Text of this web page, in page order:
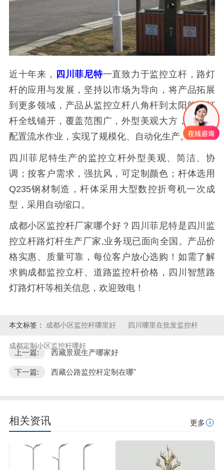
近十年来， 四川菲尼特一直致力于监控立杆，路灯
杆的应用与发展，坚持以市场为导向，将产品拓展
到更多领域，产品从监控立杆八角杆到太阳能路灯
杆全线铺开，覆盖范围广，外型美观大方，按工艺
配置流水作业，实现了规模化、自动化生产。
四川菲尼特生产的监控立杆外型美观、简洁、协
调；按客户需求，强抗风，可定制颜色；杆体选用
Q235钢材制造，杆体采用大型数控折弯机一次成
型，采用自动缩口。
成都小区监控杆厂家哪个好？四川菲尼特是四川监
控立杆路灯杆生产厂家,业务现已面向全国。产品价
格实惠、质量可靠，每位客户放心选购！如需了解
求购成都监控立杆、道路监控杆价格，四川智慧路
灯路灯杆等相关信息，欢迎致电！
本文标签： 成都小区监控杆哪里好 四川哪里在批发监控杆
成都定制小区监控杆哪好
上一篇: 西藏景观生产哪家好
下一篇: 西藏公路监控杆定制在哪"
相关资讯 更多